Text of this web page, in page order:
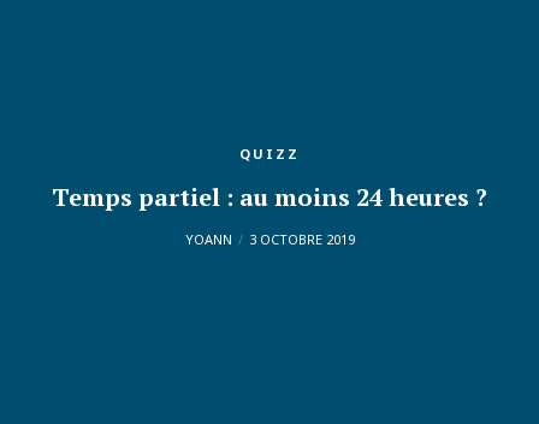
QUIZZ
Temps partiel : au moins 24 heures ?
YOANN 3 OCTOBRE 2019